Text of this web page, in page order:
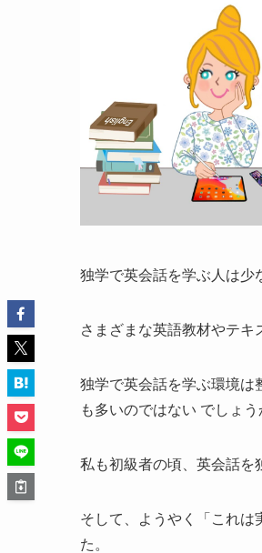
独学で英会話を学ぶ人は少
さまざまな英語教材やテキ
独学で英会話を学ぶ環境は
も多いのではない でしょう
私も初級者の頃、英会話を
そして、ようやく「これは
た。